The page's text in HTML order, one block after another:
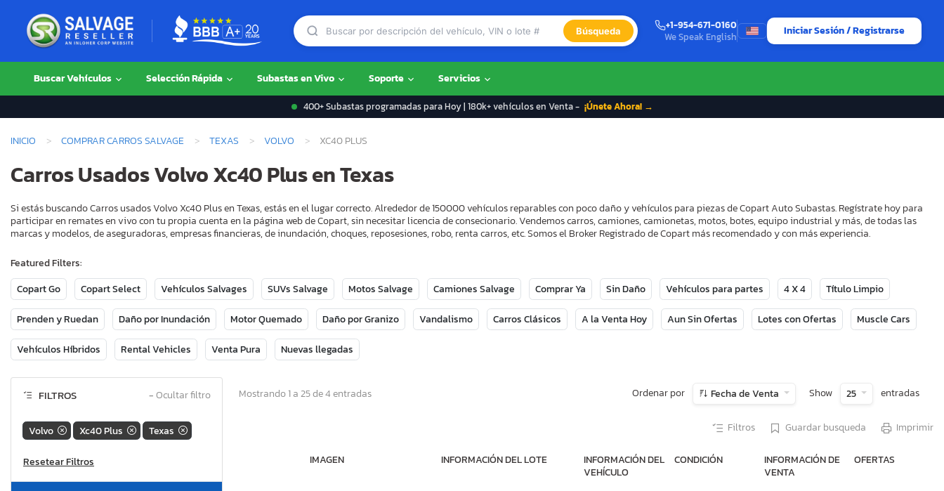
Búsqueda
+1-954-671-0160
We Speak English
Iniciar Sesión / Registrarse
Buscar Vehículos Selección Rápida Subastas en Vivo Soporte Servicios
400+ Subastas programadas para Hoy | 180k+ vehículos en Venta - ¡Únete Ahora! →
INICIO COMPRAR CARROS SALVAGE TEXAS VOLVO XC40 PLUS
Carros Usados Volvo Xc40 Plus en Texas
Si estás buscando Carros usados Volvo Xc40 Plus en Texas, estás en el lugar correcto. Alrededor de 150000 vehículos reparables con poco daño y vehículos para piezas de Copart Auto Subastas. Regístrate hoy para
participar en remates en vivo con tu propia cuenta en la página web de Copart, sin necesitar licencia de consecionario. Vendemos carros, camiones, camionetas, motos, botes, equipo industrial y más, de todas las
marcas y modelos, de aseguradoras, empresas financieras, de inundación, choques, reposesiones, robo, renta carros, etc. Somos el Broker Registrado de Copart más recomendado y con más experiencia.
Featured Filters:
Copart Go
Copart Select Vehículos Salvages SUVs Salvage Motos Salvage Camiones Salvage Comprar Ya Sin Daño Vehículos para partes 4 X 4 Título Limpio
Prenden y Ruedan Daño por Inundación Motor Quemado Daño por Granizo Vandalismo Carros Clásicos A la Venta Hoy Aun Sin Ofertas Lotes con Ofertas Muscle Cars
Vehículos Híbridos Rental Vehicles Venta Pura Nuevas llegadas
FILTROS −Ocultar filtro
Volvo Xc40 Plus Texas
Mostrando 1 a 25 de 4 entradas Ordenar por Fecha de Venta Show 25 entradas
Filtros Guardar busqueda Imprimir
IMAGEN INFORMACIÓN DEL LOTE
INFORMACIÓN DEL
VEHÍCULO
CONDICIÓN
INFORMACIÓN DE
VENTA
OFERTAS